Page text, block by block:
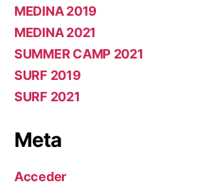
MEDINA 2019
MEDINA 2021
SUMMER CAMP 2021
SURF 2019
SURF 2021
Meta
Acceder